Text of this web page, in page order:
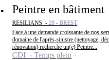
Peintre en bâtiment
RESILIANS - 29 - BREST
Face à une demande croissante de nos
domaine de l'après-sinistre (nettoyage,
rénovation) recherche un(e) Peintre...
CDI - Temps plein